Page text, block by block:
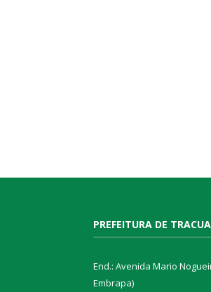
PREFEITURA DE
End.: Avenida Mario
Embrapa)